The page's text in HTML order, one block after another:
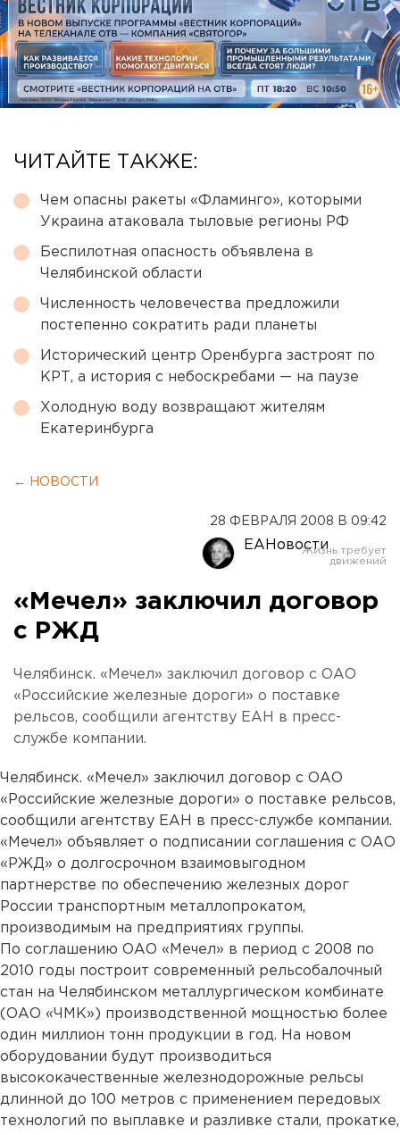
ЧИТАЙТЕ ТАКЖЕ:
Чем опасны ракеты «Фламинго», которыми
Украина атаковала тыловые регионы РФ
Беспилотная опасность объявлена в
Челябинской области
Численность человечества предложили
постепенно сократить ради планеты
Исторический центр Оренбурга застроят по
КРТ, а история с небоскребами — на паузе
Холодную воду возвращают жителям
Екатеринбурга
← НОВОСТИ
28 ФЕВРАЛЯ 2008 В 09:42
ЕАНовости
«Мечел» заключил договор
с РЖД
Челябинск. «Мечел» заключил договор с ОАО
«Российские железные дороги» о поставке
рельсов, сообщили агентству ЕАН в пресс-
службе компании.
Челябинск. «Мечел» заключил договор с ОАО
«Российские железные дороги» о поставке рельсов,
сообщили агентству ЕАН в пресс-службе компании.
«Мечел» объявляет о подписании соглашения с ОАО
«РЖД» о долгосрочном взаимовыгодном
партнерстве по обеспечению железных дорог
России транспортным металлопрокатом,
производимым на предприятиях группы.
По соглашению ОАО «Мечел» в период с 2008 по
2010 годы построит современный рельсобалочный
стан на Челябинском металлургическом комбинате
(ОАО «ЧМК») производственной мощностью более
один миллион тонн продукции в год. На новом
оборудовании будут производиться
высококачественные железнодорожные рельсы
длинной до 100 метров с применением передовых
технологий по выплавке и разливке стали, прокатке,